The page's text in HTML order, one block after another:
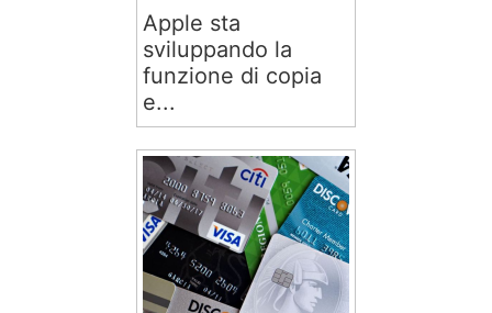
Apple sta
sviluppando la
funzione di copia
e...